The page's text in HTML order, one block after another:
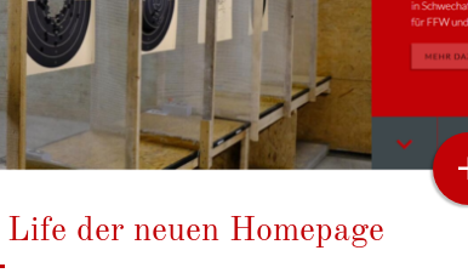
Life der neuen Homepage